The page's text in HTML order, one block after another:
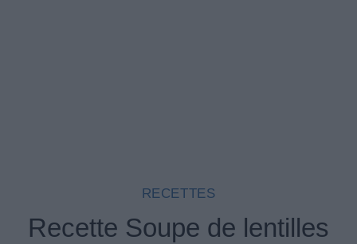
RECETTES
Recette Soupe de lentilles